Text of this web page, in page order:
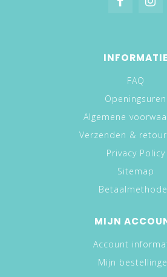
INFORMATIE
FAQ
Openingsuren
Algemene
Verzenden &
Privacy Policy
Sitemap
MIJN
Account
Mijn